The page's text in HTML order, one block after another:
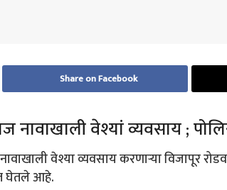
Share on Facebook
नावाखाली वेश्यां व्यवसाय ;
वेश्या व्यवसाय करणाऱ्या विजापूर
घेतले आहे.